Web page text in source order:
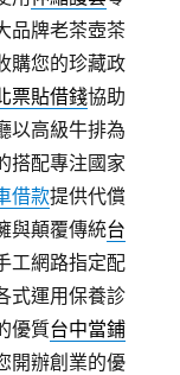
品牌老茶壺茶
購您的珍藏政
票貼借錢協助
以高級牛排為
搭配專注國家
借款提供代償
與顛覆傳統台
工網路指定配
式運用保養診
優質台中當鋪
開辦創業的優